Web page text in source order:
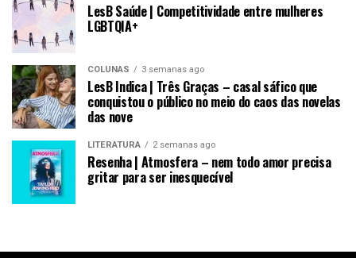
LesB Saúde | Competitividade entre mulheres
LGBTQIA+
COLUNAS 3 semanas ago
LesB Indica | Três Graças – casal sáfico que
conquistou o público no meio do caos das novelas
das nove
LITERATURA 2 semanas ago
Resenha | Atmosfera – nem todo amor precisa
gritar para ser inesquecível